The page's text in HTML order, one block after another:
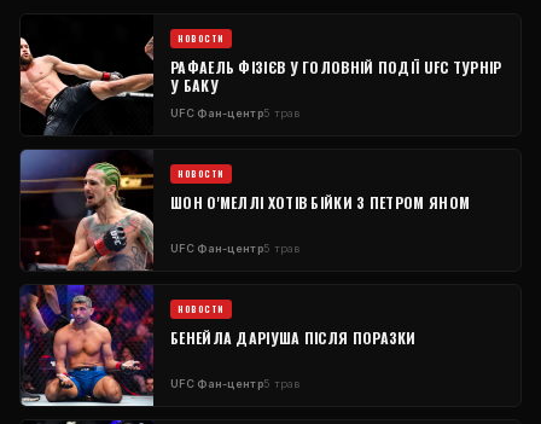
НОВОСТИ
РАФАЕЛЬ ФІЗІЄВ У ГОЛОВНІЙ ПОДІЇ UFC ТУРНІР
У БАКУ
UFCФан-центр5 трав
НОВОСТИ
ШОН О'МЕЛЛІ ХОТІВ БІЙКИ З ПЕТРОМ ЯНОМ
UFCФан-центр5 трав
НОВОСТИ
БЕНЕЙЛА ДАРІУША ПІСЛЯ ПОРАЗКИ
UFCФан-центр5 трав